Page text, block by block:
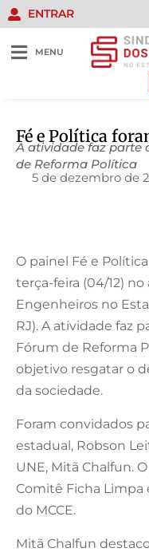
ENTRAR
MENU
Fé e Política
A atividade faz parte
de Reforma Política
5 de dezembro de
O painel Fé e
terça-feira (04/12)
Engenheiros no
RJ). A atividade faz
Fórum de Reforma
objetivo resgatar o
da sociedade.
Foram convidados
estadual, Robson
UNE, Mitã Chalfun.
Comitê Ficha Limpa
do MCCE.
Mitã Chalfun